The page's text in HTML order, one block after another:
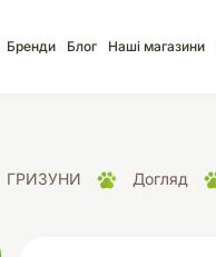
Бренди Блог Наші магазини
ГРИЗУНИ Догляд